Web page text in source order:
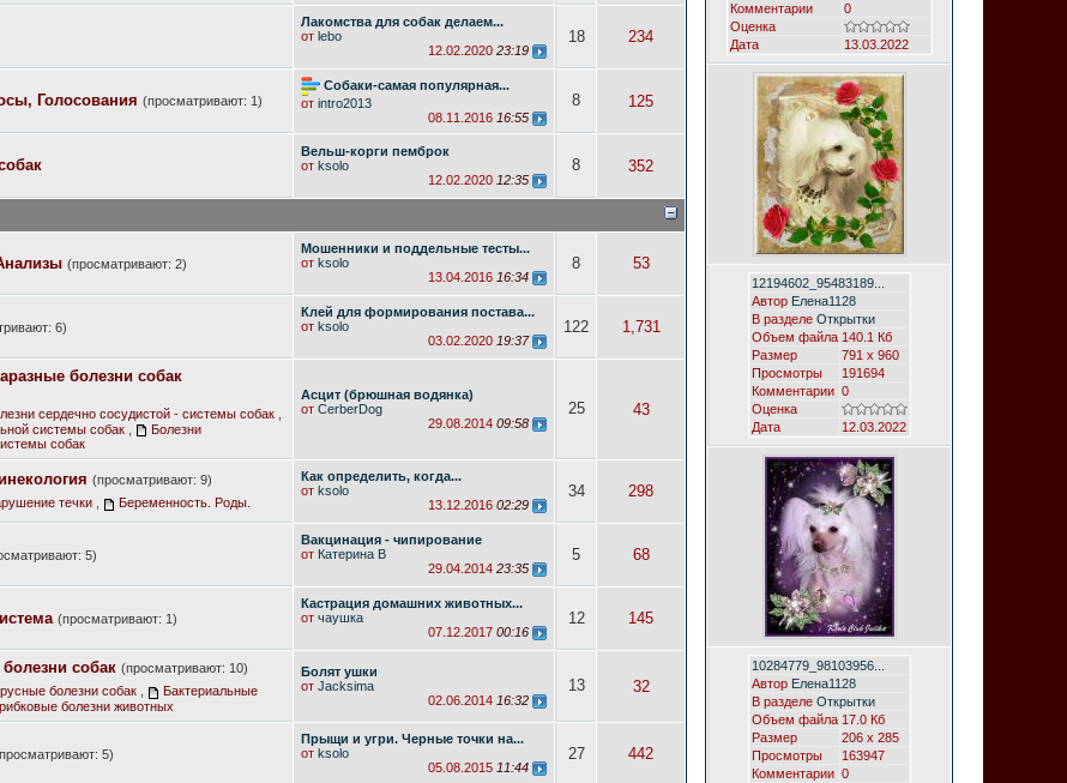
Комментарии
0
Оценка
Дата
13.03.2022
12194602_95483189...
Автор Елена1128
В разделе Открытки
Объем файла 140.1 Кб
Размер
791 x 960
Просмотры
191694
Комментарии 0
Оценка
Дата
12.03.2022
10284779_98103956...
Автор Елена1128
В разделе Открытки
Объем файла 17.0 Кб
Размер
206 x 285
Просмотры
163947
Комментарии 0
Лакомства для собак делаем...
от lebo
12.02.2020 23:19
18 234
Голосования (просматривают: 1)
Собаки-самая популярная...
от intro2013
08.11.2016 16:55
8 125
Вельш-корги пемброк
от ksolo
12.02.2020 12:35
8 352
(просматривают: 2)
Мошенники и поддельные тесты...
от ksolo
13.04.2016 16:34
8 53
6)
Клей для формирования постава...
от ksolo
03.02.2020 19:37
122 1,731
болезни собак
сердечно сосудистой - системы собак
системы собак
Болезни
собак
Асцит (брюшная водянка)
от CerberDog
29.08.2014 09:58
25 43
(просматривают: 9)
течки Беременность. Роды.
Как определить, когда...
от ksolo
13.12.2016 02:29
34 298
5)
Вакцинация - чипирование
от Катерина В
29.04.2014 23:35
5 68
(просматривают: 1)
Кастрация домашних животных...
от чаушка
07.12.2017 00:16
12 145
собак (просматривают: 10)
болезни собак
Бактериальные
болезни животных
Болят ушки
от Jacksima
02.06.2014 16:32
13 32
5)
Прыщи и угри. Черные точки на...
от ksolo
05.08.2015 11:44
27 442